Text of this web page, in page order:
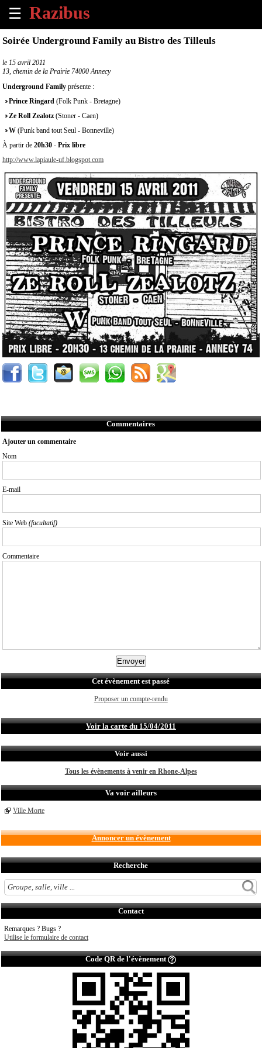
☰
×
Tous
évènements
à
venir
un
évènement
Contact
propos
Soirée Underground Family au Bistro des Tilleuls
le 15 avril 2011
13, chemin de la Prairie 74000 Annecy
Underground Family présente :
Prince Ringard (Folk Punk - Bretagne)
Ze Roll Zealotz (Stoner - Caen)
W (Punk band tout Seul - Bonneville)
À partir de 20h30 - Prix libre
http://www.lapiaule-uf.blogspot.com
Commentaires
Ajouter un commentaire
Nom
E-mail
Site Web (facultatif)
Commentaire
Cet évènement est passé
Proposer un compte-rendu
Voir la carte du 15/04/2011
Voir aussi
Tous les évènements à venir en Rhone-Alpes
Va voir ailleurs
Ville Morte
Annoncer un évènement
Recherche
Contact
Remarques ? Bugs ?
Utilise le formulaire de contact
Code QR de l'évènement